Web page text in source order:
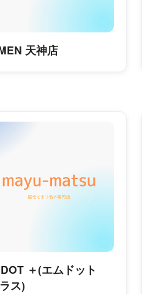
天神店
＋(エムドット
ス)